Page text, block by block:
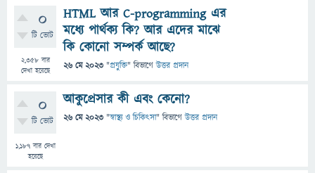
0
টি ভোট
2,358বার
দেখা হয়েছে
HTML আর C-programming এর
মধ্যে পার্থক্য কি? আর এদের মাঝে
কি কোনো সম্পর্ক আছে?
26 মে 2023 "প্রযুক্তি" বিভাগে উত্তর প্রদান
0
টি ভোট
1,187বার দেখা
হয়েছে
আকুপ্রেসার কী এবং কেনো?
26 মে 2023 "স্বাস্থ্য ও চিকিৎসা" বিভাগে উত্তর প্রদান